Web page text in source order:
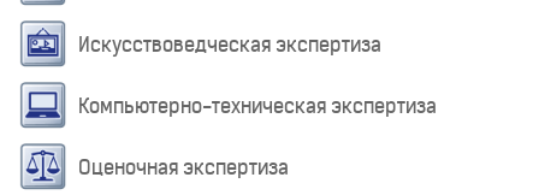
Искусствоведческая экспертиза
Компьютерно-техническая экспертиза
Оценочная экспертиза